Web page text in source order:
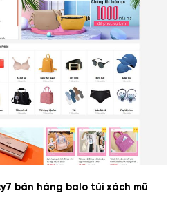
bán hàng balo túi xách mũ